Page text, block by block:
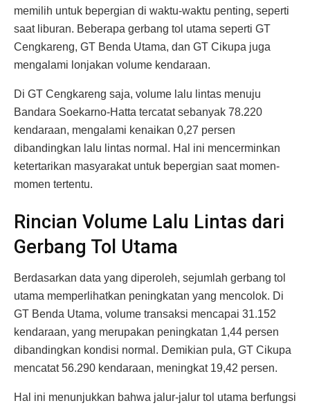
memilih untuk bepergian di waktu-waktu penting, seperti
saat liburan. Beberapa gerbang tol utama seperti GT
Cengkareng, GT Benda Utama, dan GT Cikupa juga
mengalami lonjakan volume kendaraan.
Di GT Cengkareng saja, volume lalu lintas menuju
Bandara Soekarno-Hatta tercatat sebanyak 78.220
kendaraan, mengalami kenaikan 0,27 persen
dibandingkan lalu lintas normal. Hal ini mencerminkan
ketertarikan masyarakat untuk bepergian saat momen-
momen tertentu.
Rincian Volume Lalu Lintas dari
Gerbang Tol Utama
Berdasarkan data yang diperoleh, sejumlah gerbang tol
utama memperlihatkan peningkatan yang mencolok. Di
GT Benda Utama, volume transaksi mencapai 31.152
kendaraan, yang merupakan peningkatan 1,44 persen
dibandingkan kondisi normal. Demikian pula, GT Cikupa
mencatat 56.290 kendaraan, meningkat 19,42 persen.
Hal ini menunjukkan bahwa jalur-jalur tol utama berfungsi